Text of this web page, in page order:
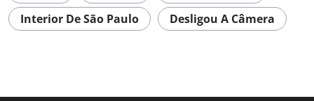
Interior De São Paulo
Desligou A Câmera